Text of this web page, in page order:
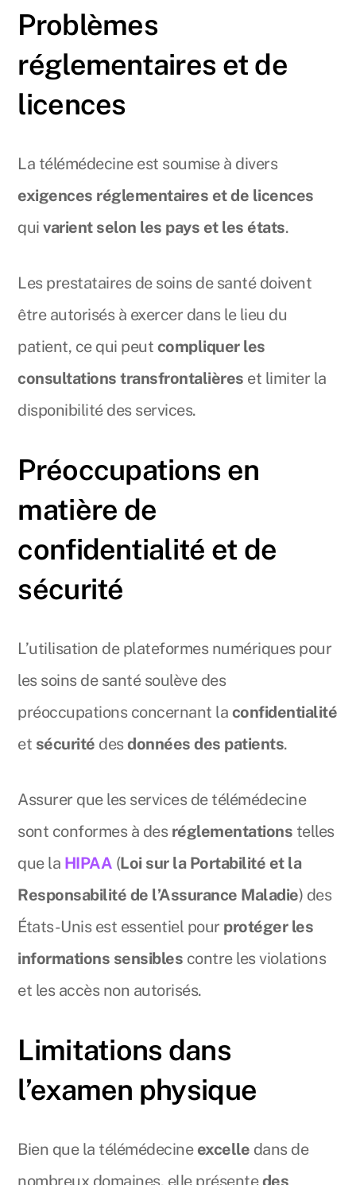
Problèmes
réglementaires et de
licences
La télémédecine est soumise à divers
exigences réglementaires et de licences
quivarient selon les pays et les états.
Les prestataires de soins de santé doivent
être autorisés à exercer dans le lieu du
patient, ce qui peut compliquer les
consultations transfrontalières et limiter la
disponibilité des services.
Préoccupations en
matière de
confidentialité et de
sécurité
L’utilisation de plateformes numériques pour
les soins de santé soulève des
préoccupations concernant la confidentialité
et sécurité desdonnées des patients.
Assurer que les services de télémédecine
sont conformes à des réglementations telles
que la HIPAA (Loi sur la Portabilité et la
Responsabilité de l’Assurance Maladie) des
États-Unis est essentiel pour protéger les
informations sensibles contre les violations
et les accès non autorisés.
Limitations dans
l’examen physique
Bien que la télémédecine excelle dans de
nombreux domaines, elle présentedes